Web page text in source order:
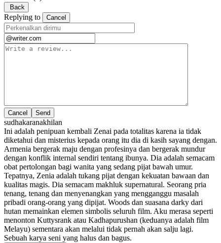
Back
Replying to Cancel
Cancel
sudhakaranakhilan
Ini adalah penipuan kembali Zenai pada totalitas karena ia tidak
diketahui dan misterius kepada orang itu dia di kasih sayang dengan.
Armenia bergerak maju dengan profesinya dan bergerak mundur
dengan konflik internal sendiri tentang ibunya. Dia adalah semacam
obat pertolongan bagi wanita yang sedang pijat bawah umur.
Tepatnya, Zenia adalah tukang pijat dengan kekuatan bawaan dan
kualitas magis. Dia semacam makhluk supernatural. Seorang pria
tenang, tenang dan menyenangkan yang mengganggu masalah
pribadi orang-orang yang dipijat. Woods dan suasana darky dari
hutan memainkan elemen simbolis seluruh film. Aku merasa seperti
menonton Kuttysrank atau Kadhapurushan (keduanya adalah film
Melayu) sementara akan melalui tidak pernah akan salju lagi.
Sebuah karya seni yang halus dan bagus.